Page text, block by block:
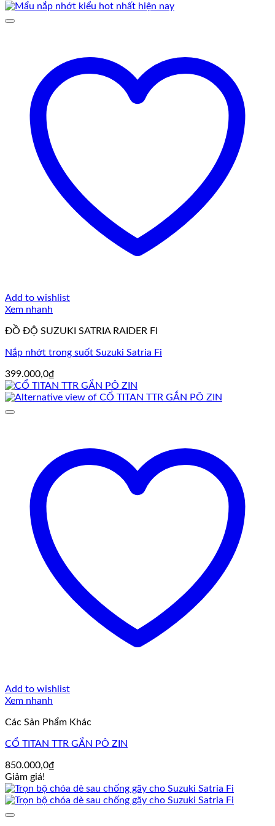
Add to wishlist
Xem nhanh
ĐỒ ĐỘ SUZUKI SATRIA RAIDER FI
Nắp nhớt trong suốt Suzuki Satria Fi
399.000,0₫
Add to wishlist
Xem nhanh
Các Sản Phẩm Khác
CỔ TITAN TTR GẮN PÔ ZIN
850.000,0₫
Giảm giá!